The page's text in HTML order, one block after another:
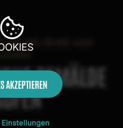
direkt vom
GEMÄLDE
AKZEPTIEREN